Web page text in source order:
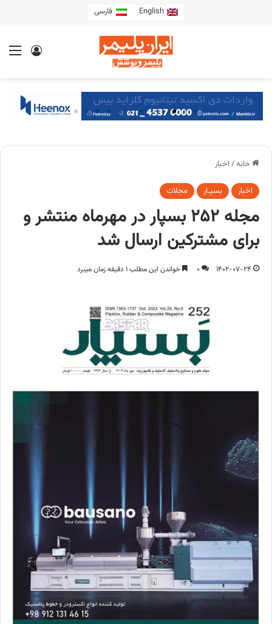
English فارسی
خانه/ اخبار
اخبار بسپـار مجلات
مجله 252 بسپار در مهرماه منتشر و
برای مشترکین ارسال شد
1402-07-24
0 خواندن این مطلب 1 دقیقه زمان میبرد